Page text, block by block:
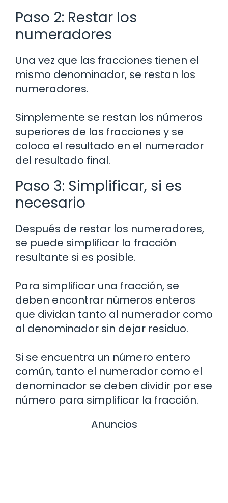
Paso 2: Restar los
numeradores
Una vez que las fracciones tienen el
mismo denominador, se restan los
numeradores.
Simplemente se restan los números
superiores de las fracciones y se
coloca el resultado en el numerador
del resultado final.
Paso 3: Simplificar, si es
necesario
Después de restar los numeradores,
se puede simplificar la fracción
resultante si es posible.
Para simplificar una fracción, se
deben encontrar números enteros
que dividan tanto al numerador como
al denominador sin dejar residuo.
Si se encuentra un número entero
común, tanto el numerador como el
denominador se deben dividir por ese
número para simplificar la fracción.
Anuncios